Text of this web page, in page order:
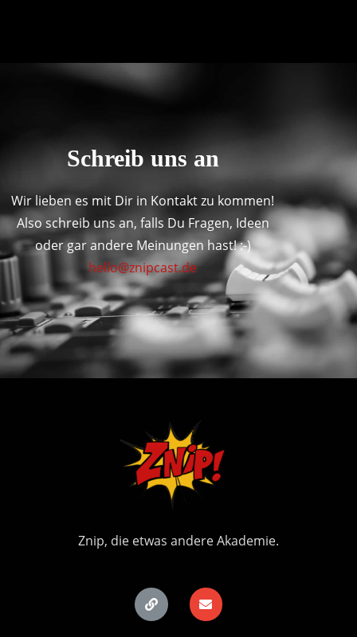
Schreib uns an
Wir lieben es mit Dir in Kontakt zu kommen!
Also schreib uns an, falls Du Fragen, Ideen
oder gar andere Meinungen hast! :-)
hello@znipcast.de
Znip, die etwas andere Akademie.